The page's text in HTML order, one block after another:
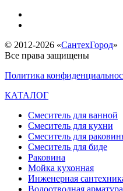
© 2012-2026 «СантехГород»
Все права защищены
Политика
КАТАЛОГ
Смеситель для ванной
Смеситель для кухни
Смеситель для
Смеситель для биде
Раковина
Мойка кухонная
Инженерная
Водоотводная арматура